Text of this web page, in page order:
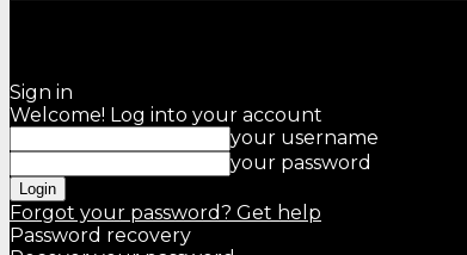
Sign in
Welcome! Log into your account
your username
your password
Forgot your password? Get help
Password recovery